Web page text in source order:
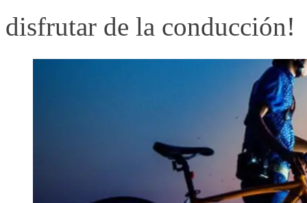
disfrutar de la conducción!